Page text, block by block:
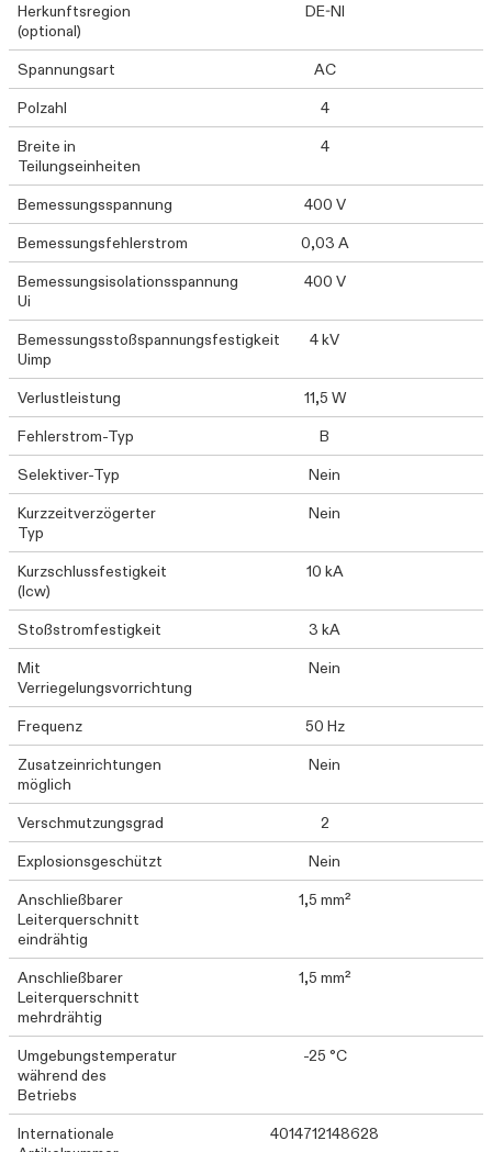
Herkunftsregion
(optional)
DE-NI
Spannungsart
AC
Polzahl
4
Breite in
Teilungseinheiten
4
Bemessungsspannung
400 V
Bemessungsfehlerstrom
0,03 A
Bemessungsisolationsspannung
Ui
400 V
Bemessungsstoßspannungsfestigkeit
Uimp
4 kV
Verlustleistung
11,5 W
Fehlerstrom-Typ
B
Selektiver-Typ
Nein
Kurzzeitverzögerter
Typ
Nein
Kurzschlussfestigkeit
(Icw)
10 kA
Stoßstromfestigkeit
3 kA
Mit
Verriegelungsvorrichtung
Nein
Frequenz
50 Hz
Zusatzeinrichtungen
möglich
Nein
Verschmutzungsgrad
2
Explosionsgeschützt
Nein
Anschließbarer
Leiterquerschnitt
eindrähtig
1,5 mm²
Anschließbarer
Leiterquerschnitt
mehrdrähtig
1,5 mm²
Umgebungstemperatur
während des
Betriebs
-25 °C
Internationale
4014712148628